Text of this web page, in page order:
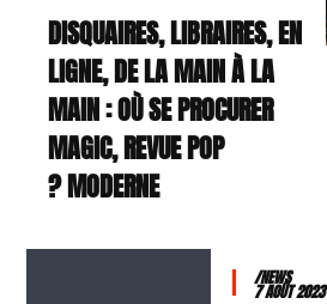
DISQUAIRES, LIBRAIRES, EN
LIGNE, DE LA MAIN À LA
MAIN : OÙ SE PROCURER
MAGIC, REVUE POP
MODERNE ?
/NEWS
7 AOÛT 2023